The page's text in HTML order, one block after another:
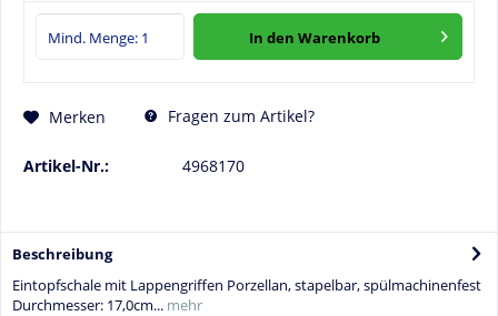
In den Warenkorb
Merken Fragen zum Artikel?
Artikel-Nr.: 4968170
Beschreibung
Eintopfschale mit Lappengriffen Porzellan, stapelbar, spülmachinenfest
Durchmesser: 17,0cm... mehr